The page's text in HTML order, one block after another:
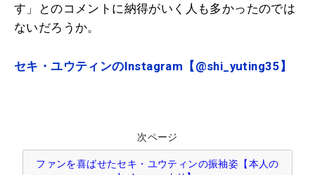
す」とのコメントに納得がいく人も多かったのでは
ないだろうか。
セキ・ユウティンのInstagram【@shi_yuting35】
次ページ
ファンを喜ばせたセキ・ユウティンの振袖姿【本人の